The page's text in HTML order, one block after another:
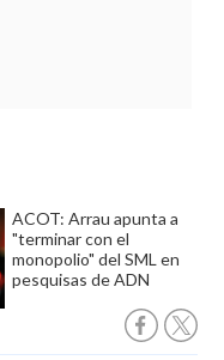
ACOT: Arrau apunta a
"terminar con el
monopolio" del SML en
pesquisas de ADN